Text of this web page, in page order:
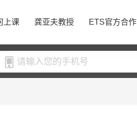
上课 龚亚夫教授 ETS官方合作